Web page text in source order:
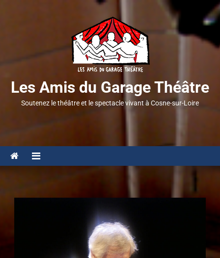
Les Amis du Garage Théâtre
Soutenez le théâtre et le spectacle vivant à Cosne-sur-Loire